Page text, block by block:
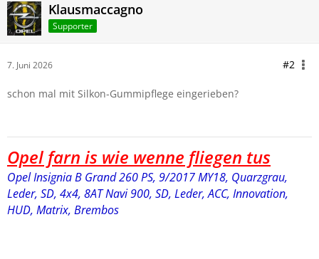
Klausmaccagno
Supporter
7. Juni 2026 #2
schon mal mit Silkon-Gummipflege eingerieben?
Opel farn is wie wenne fliegen tus
Opel Insignia B Grand 260 PS, 9/2017 MY18, Quarzgrau,
Leder, SD, 4x4, 8AT Navi 900, SD, Leder, ACC, Innovation,
HUD, Matrix, Brembos